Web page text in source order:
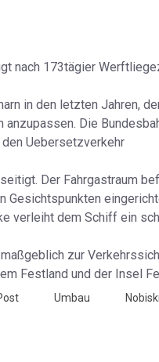
nach 173tägier
in den letzten Jahren,
Die
Uebersetzverkehr
Der Fahrgastraum
Gesichtspunkten
verleiht dem Schiff ein
zur
Festland und der Insel
Umbau